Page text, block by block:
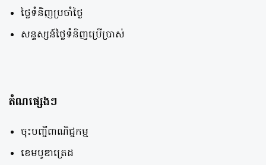
ថ្លៃទំនិញប្រចាំថ្ងៃ
សន្ទស្សន៍ថ្លៃទំនិញប្រើប្រាស់
តំណផ្សេងៗ
ចុះបញ្ជីពាណិជ្ជកម្ម
ខេមបូឌាត្រេដ